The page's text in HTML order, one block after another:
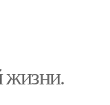
жизни.